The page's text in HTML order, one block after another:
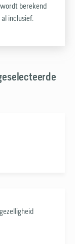
berekend
inclusief.